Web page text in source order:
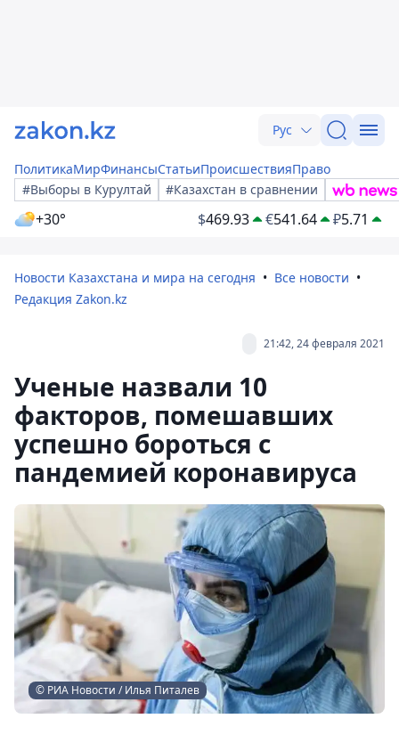
Рус
ПолитикаМирФинансыСтатьиПроисшествияПраво
#Выборы в Курултай
#Казахстан в сравнении
+30° $469.93 €541.64 ₽5.71
Новости Казахстана и мира на сегодня
Все новости
Редакция Zakon.kz
21:42, 24 февраля 2021
Ученые назвали 10
факторов, помешавших
успешно бороться с
пандемией коронавируса
© РИА Новости / Илья Питалев